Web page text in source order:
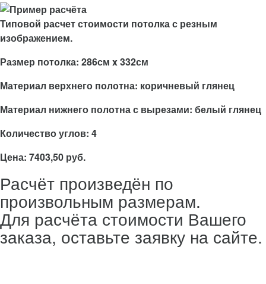
Типовой расчет стоимости потолка с резным
изображением.
Размер потолка: 286см x 332см
Материал верхнего полотна: коричневый глянец
Материал нижнего полотна с вырезами: белый глянец
Количество углов: 4
Цена: 7403,50 руб.
Расчёт произведён по
произвольным размерам.
Для расчёта стоимости Вашего
заказа, оставьте заявку на сайте.